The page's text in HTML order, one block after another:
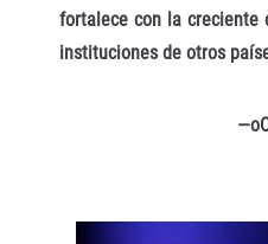
fortalece con la creciente
instituciones de otros